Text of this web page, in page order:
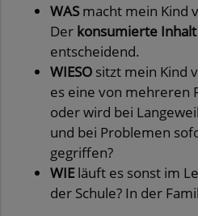
WASmacht mein Kind
Der konsumierte Inhalt
entscheidend.
WIESO sitzt mein Kind
es eine von mehreren
oder wird bei
und bei Problemen
gegriffen?
WIE läuft es sonst im
der Schule? In der